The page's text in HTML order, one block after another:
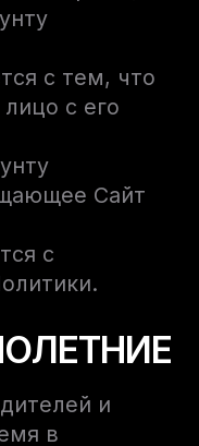
с тем, что
с его
Сайт
с
и
в